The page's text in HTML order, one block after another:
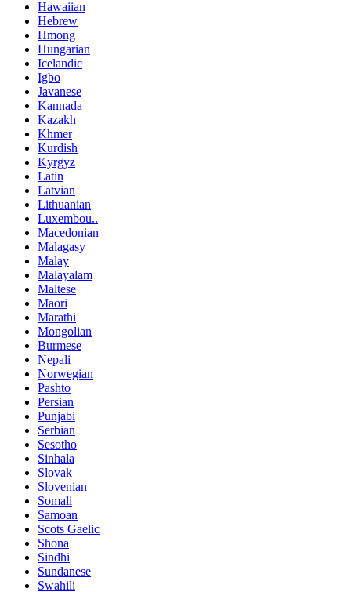
Hawaiian
Hebrew
Hmong
Hungarian
Icelandic
Igbo
Javanese
Kannada
Kazakh
Khmer
Kurdish
Kyrgyz
Latin
Latvian
Lithuanian
Luxembou..
Macedonian
Malagasy
Malay
Malayalam
Maltese
Maori
Marathi
Mongolian
Burmese
Nepali
Norwegian
Pashto
Persian
Punjabi
Serbian
Sesotho
Sinhala
Slovak
Slovenian
Somali
Samoan
Scots Gaelic
Shona
Sindhi
Sundanese
Swahili